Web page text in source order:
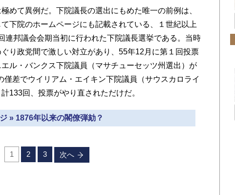
めて異例だ。下院議長の選出にもめた唯一の前例は、
下院のホームページにも記載されている、１世紀以上
連邦議会会期当初に行われた下院議長選挙である。当時
り政党間で激しい対立があり、55年12月に第１回投票
ル・バンクス下院議員（マサチューセッツ州選出）が
差でウイリアム・エイキン下院議員（サウスカロライ
133回、投票がやり直されただけだ。
» 1876年以来の閣僚弾劾？
1 2 3 次へ